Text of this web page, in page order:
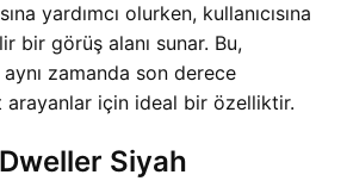
yardımcı olurken, kullanıcısına
bir görüş alanı sunar. Bu,
zamanda son derece
arayanlar için ideal bir özelliktir.
Siyah